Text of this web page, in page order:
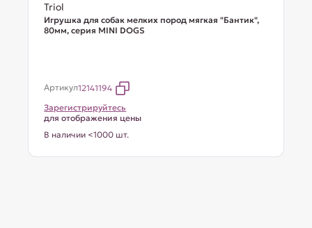
Triol
Игрушка для собак мелких пород мягкая "Бантик",
80мм, серия MINI DOGS
Артикул12141194
Зарегистрируйтесь
для отображения цены
В наличии <1000 шт.